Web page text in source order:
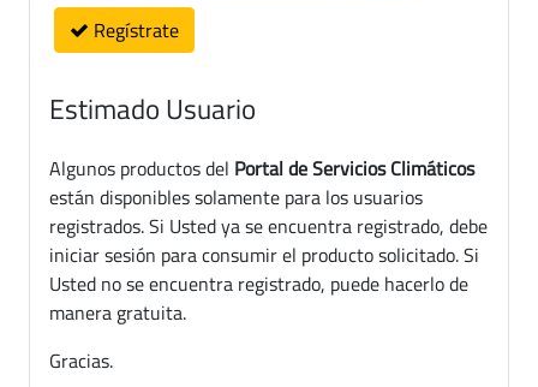
Regístrate
Estimado Usuario
Algunos productos del Portal de Servicios Climáticos
están disponibles solamente para los usuarios
registrados. Si Usted ya se encuentra registrado, debe
iniciar sesión para consumir el producto solicitado. Si
Usted no se encuentra registrado, puede hacerlo de
manera gratuita.
Gracias.